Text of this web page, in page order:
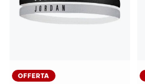
OFFERTA